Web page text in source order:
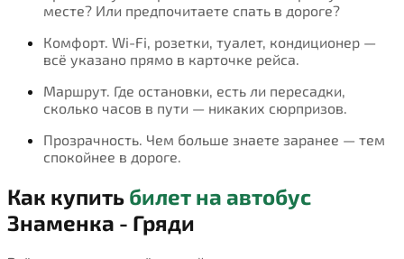
месте? Или предпочитаете спать в дороге?
Комфорт. Wi-Fi, розетки, туалет, кондиционер —
всё указано прямо в карточке рейса.
Маршрут. Где остановки, есть ли пересадки,
сколько часов в пути — никаких сюрпризов.
Прозрачность. Чем больше знаете заранее — тем
спокойнее в дороге.
Как купить билет на автобус
Знаменка - Гряди